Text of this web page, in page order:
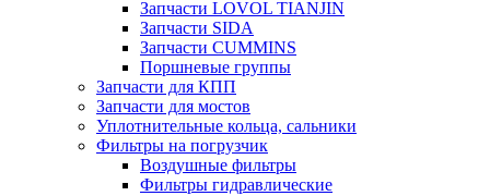
Запчасти LOVOL TIANJIN
Запчасти SIDA
Запчасти CUMMINS
Поршневые группы
Запчасти для КПП
Запчасти для мостов
Уплотнительные кольца, сальники
Фильтры на погрузчик
Воздушные фильтры
Фильтры гидравлические